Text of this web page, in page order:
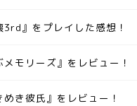
3rd』をプレイした感想！
メモリーズ』をレビュー！
めき彼氏』をレビュー！